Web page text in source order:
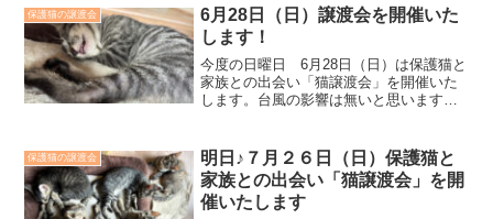
ひ、ご家族みなさまでお越しください。
保護猫のためにご...
保護猫の譲渡会
6月28日（日）譲渡会を開催いた
します！
今度の日曜日 6月28日（日）は保護猫と
家族との出会い「猫譲渡会」を開催いた
します。台風の影響は無いと思いますが
協働まちづくりセンターふらっと時間：
10時～12時※会場...
保護猫の譲渡会
明日♪７月２６日（日）保護猫と
家族との出会い「猫譲渡会」を開
催いたします